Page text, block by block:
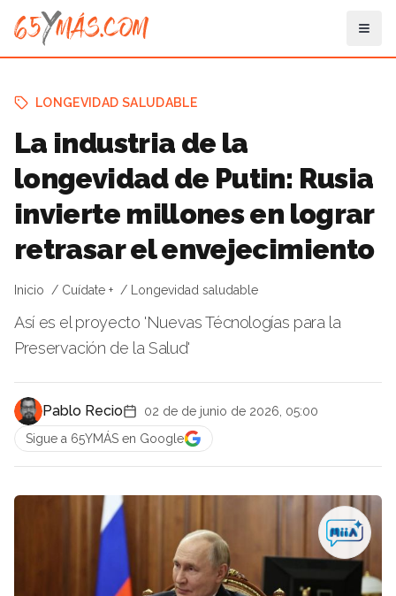
LONGEVIDAD SALUDABLE
La industria de la
longevidad de Putin: Rusia
invierte millones en lograr
retrasar el envejecimiento
Inicio Cuídate + Longevidad saludable
Así es el proyecto 'Nuevas Técnologías para la
Preservación de la Salud'
Pablo Recio
02 de de junio de 2026, 05:00
Sigue a 65YMÁS en Google